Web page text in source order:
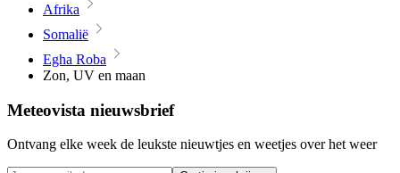
Afrika
Somalië
Egha Roba
Zon, UV en maan
Meteovista nieuwsbrief
Ontvang elke week de leukste nieuwtjes en weetjes over het weer